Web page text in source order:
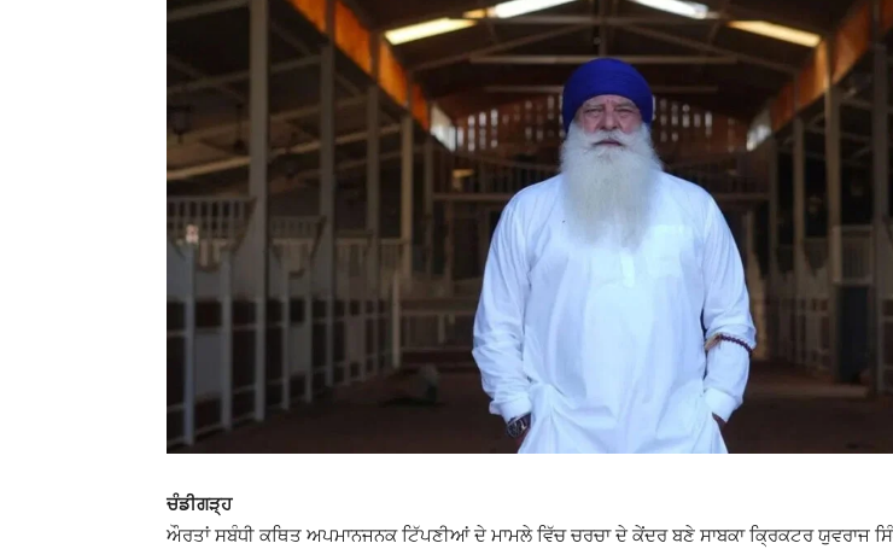
ਚੰਡੀਗੜ੍ਹ
ਔਰਤਾਂ ਸਬੰਧੀ ਕਥਿਤ ਅਪਮਾਨਜਨਕ ਟਿੱਪਣੀਆਂ ਦੇ ਮਾਮਲੇ ਵਿੱਚ ਚਰਚਾ ਦੇ ਕੇਂਦਰ ਬਣੇ ਸਾਬਕਾ ਕ੍ਰਿਕਟਰ ਯੁਵਰਾਜ